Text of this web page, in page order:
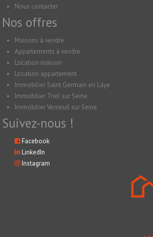
Nous contacter
Nos offres
Maisons à vendre
Appartements à vendre
Location maison
Location appartement
Immobilier Saint Germain en Laye
Immobilier Triel sur Seine
Immobilier Verneuil sur Seine
Suivez-nous !
Facebook
LinkedIn
Instagram